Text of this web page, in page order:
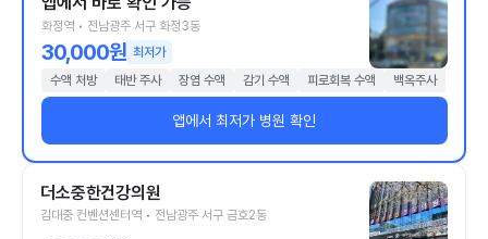
화정역 • 전남광주 서구 화정3동
30,000원 최저가
수액 처방
태반 주사 장염 수액 감기 수액 피로회복 수액 백옥주사
앱에서 최저가 병원 확인
더소중한건강의원
김대중 컨벤션센터역 • 전남광주 서구 금호2동